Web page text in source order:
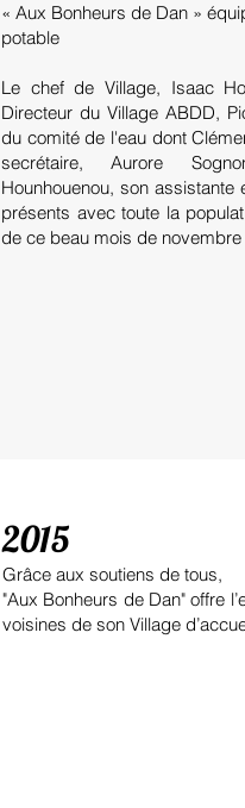
« Aux Bonheurs de Dan »
potable
Le chef de Village, Isaac
Directeur du Village ABDD,
du comité de l'eau dont
secrétaire, Aurore
Hounhouenou, son assistante
présents avec toute la
de ce beau mois de novembre
2015
Grâce aux soutiens de tous,
"Aux Bonheurs de Dan" offre
voisines de son Village